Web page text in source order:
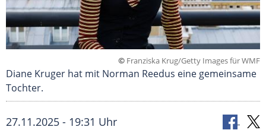
© Franziska Krug/Getty Images für WMF
Diane Kruger hat mit Norman Reedus eine gemeinsame
Tochter.
27.11.2025 - 19:31 Uhr